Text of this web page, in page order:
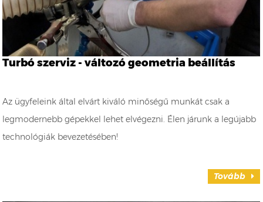
Turbó szerviz - változó geometria beállítás
Az ügyfeleink által elvárt kiváló minőségű munkát csak a
legmodernebb gépekkel lehet elvégezni. Élen járunk a legújabb
technológiák bevezetésében!
Tovább